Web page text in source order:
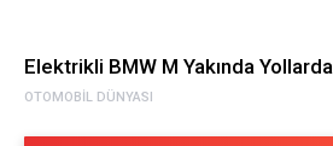
OTOMOBIL DÜNYASI
Elektrikli BMW M Yakında Yollarda